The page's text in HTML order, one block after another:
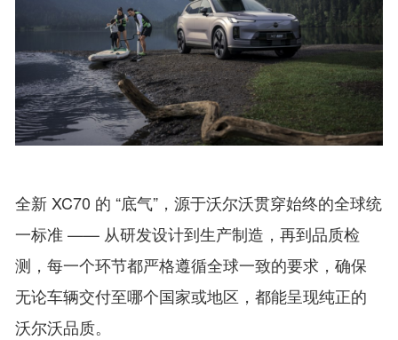
全新 XC70 的 “底气”，源于沃尔沃贯穿始终的全球统
一标准 —— 从研发设计到生产制造，再到品质检
测，每一个环节都严格遵循全球一致的要求，确保
无论车辆交付至哪个国家或地区，都能呈现纯正的
沃尔沃品质。